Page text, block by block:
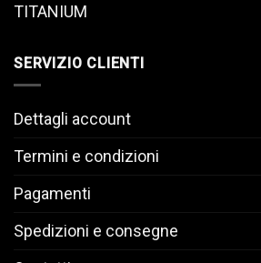
TITANIUM
SERVIZIO CLIENTI
Dettagli account
Termini e condizioni
Pagamenti
Spedizioni e consegne